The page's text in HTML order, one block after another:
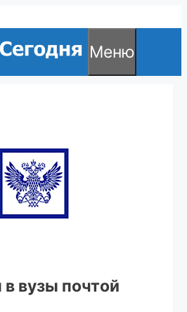
Меню
вузы почтой